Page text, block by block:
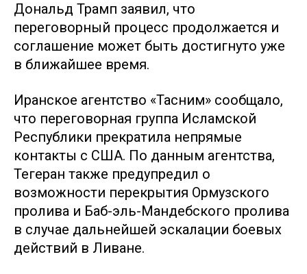
Дональд Трамп заявил, что
переговорный процесс продолжается и
соглашение может быть достигнуто уже
в ближайшее время.
Иранское агентство «Тасним» сообщало,
что переговорная группа Исламской
Республики прекратила непрямые
контакты с США. По данным агентства,
Тегеран также предупредил о
возможности перекрытия Ормузского
пролива и Баб-эль-Мандебского пролива
в случае дальнейшей эскалации боевых
действий в Ливане.